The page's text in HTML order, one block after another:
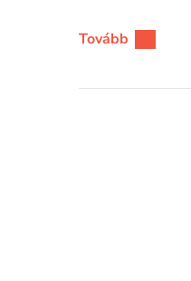
Tovább